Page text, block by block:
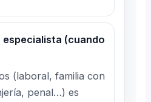
especialista (cuando
(laboral, familia con
penal…) es